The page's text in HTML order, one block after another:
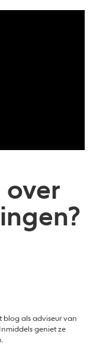
over
blog als adviseur van
geniet ze